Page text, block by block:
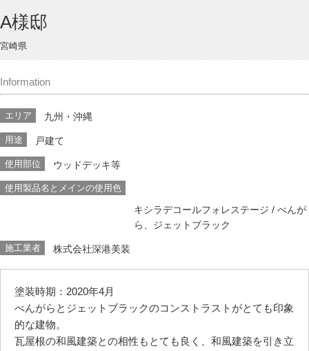
A様邸
宮崎県
Information
エリア 九州・沖縄
用途 戸建て
使用部位 ウッドデッキ等
使用製品名とメインの使用色
キシラデコールフォレステージ / べんが
ら、ジェットブラック
施工業者 株式会社深港美装
塗装時期：2020年4月
べんがらとジェットブラックのコンストラストがとても印象
的な建物。
瓦屋根の和風建築との相性もとても良く、和風建築を引き立